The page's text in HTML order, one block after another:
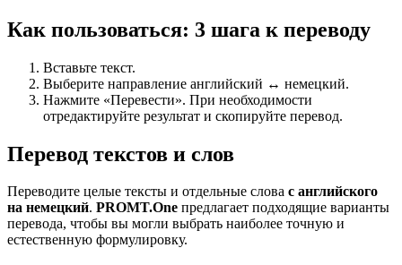
Как пользоваться: 3 шага к переводу
Вставьте текст.
Выберите направление английский ↔ немецкий.
Нажмите «Перевести». При необходимости
отредактируйте результат и скопируйте перевод.
Перевод текстов и слов
Переводите целые тексты и отдельные слова с английского
на немецкий. PROMT.One предлагает подходящие варианты
перевода, чтобы вы могли выбрать наиболее точную и
естественную формулировку.